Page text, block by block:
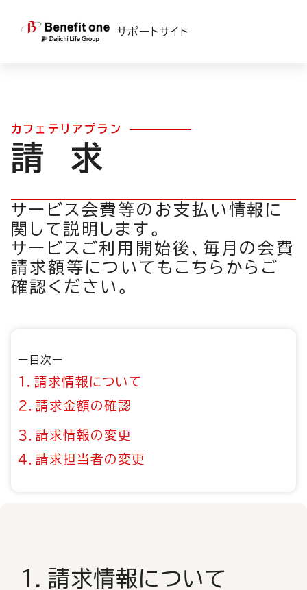
サポートサイト
> 請求
カフェテリアプラン
請 求
サービス会費等のお支払い情報に
関して説明します。
サービスご利用開始後、毎月の会費
請求額等についてもこちらからご
確認ください。
ー目次ー
１．請求情報について
２．請求金額の確認
３．請求情報の変更
４．請求担当者の変更
１．請求情報について